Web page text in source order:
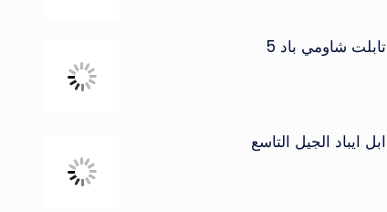
تابلت شاومي باد 5
ابل ايباد الجيل التاسع